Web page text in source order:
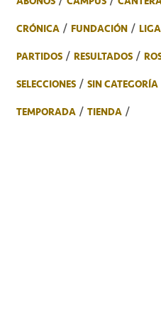
CRÓNICA
FUNDACIÓN
PARTIDOS
RESULTADOS
SELECCIONES
SIN CATEGORÍA
TEMPORADA
TIENDA